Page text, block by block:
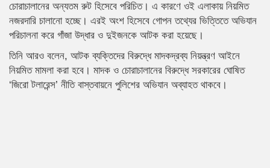
চোরাচালানের অন্যতম রুট হিসেবে পরিচিত। এ কারণে ওই এলাকায় নিয়মিত
নজরদারি চালানো হচ্ছে। এরই অংশ হিসেবে গোপন তথ্যের ভিত্তিতে অভিযান
পরিচালনা করে গাঁজা উদ্ধার ও দুইজনকে আটক করা হয়েছে।
তিনি আরও বলেন, আটক ব্যক্তিদের বিরুদ্ধে মাদকদ্রব্য নিয়ন্ত্রণ আইনে
নিয়মিত মামলা করা হবে। মাদক ও চোরাচালানের বিরুদ্ধে সরকারের ঘোষিত
‘জিরো টলারেন্স’ নীতি বাস্তবায়নে পুলিশের অভিযান অব্যাহত থাকবে।